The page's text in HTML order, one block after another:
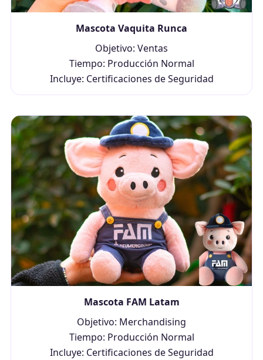
Mascota Vaquita Runca
Objetivo: Ventas
Tiempo: Producción Normal
Incluye: Certificaciones de Seguridad
Mascota FAM Latam
Objetivo: Merchandising
Tiempo: Producción Normal
Incluye: Certificaciones de Seguridad